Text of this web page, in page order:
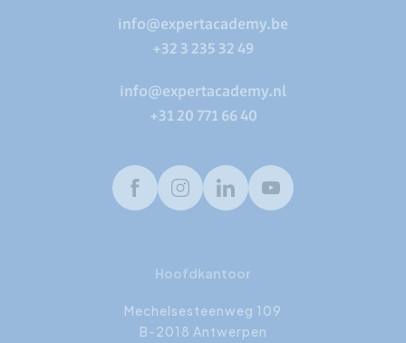
info@expertacademy.be
+32 3 235 32 49
info@expertacademy.nl
+31 20 771 66 40
FacebookInstagramLinkedInYoutube
Hoofdkantoor
Mechelsesteenweg 109
B-2018 Antwerpen